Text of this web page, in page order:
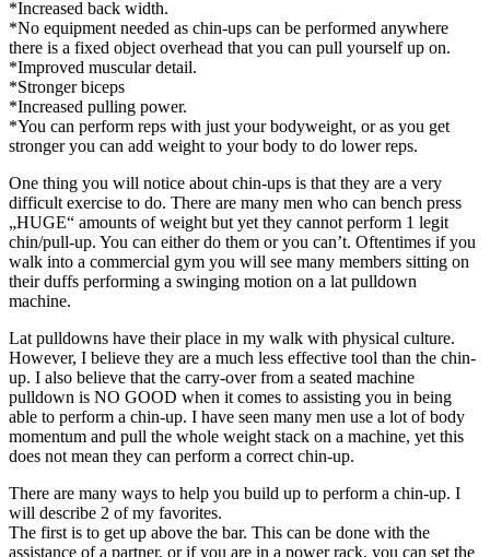
*Increased back width.
*No equipment needed as chin-ups can be performed anywhere
there is a fixed object overhead that you can pull yourself up on.
*Improved muscular detail.
*Stronger biceps
*Increased pulling power.
*You can perform reps with just your bodyweight, or as you get
stronger you can add weight to your body to do lower reps.
One thing you will notice about chin-ups is that they are a very
difficult exercise to do. There are many men who can bench press
„HUGE“ amounts of weight but yet they cannot perform 1 legit
chin/pull-up. You can either do them or you can’t. Oftentimes if you
walk into a commercial gym you will see many members sitting on
their duffs performing a swinging motion on a lat pulldown
machine.
Lat pulldowns have their place in my walk with physical culture.
However, I believe they are a much less effective tool than the chin-
up. I also believe that the carry-over from a seated machine
pulldown is NO GOOD when it comes to assisting you in being
able to perform a chin-up. I have seen many men use a lot of body
momentum and pull the whole weight stack on a machine, yet this
does not mean they can perform a correct chin-up.
There are many ways to help you build up to perform a chin-up. I
will describe 2 of my favorites.
The first is to get up above the bar. This can be done with the
assistance of a partner, or if you are in a power rack, you can set the